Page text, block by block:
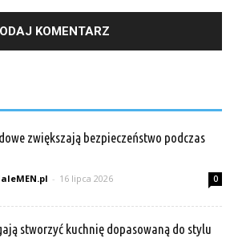
zwiększają bezpieczeństwo podczas
- 16 lipca 2026 0
stworzyć kuchnię dopasowaną do stylu